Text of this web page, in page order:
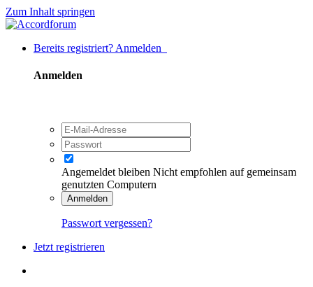
Zum Inhalt springen
Bereits registriert? Anmelden
Anmelden
Angemeldet bleiben Nicht empfohlen auf gemeinsam
genutzten Computern
Anmelden
Passwort vergessen?
Jetzt registrieren